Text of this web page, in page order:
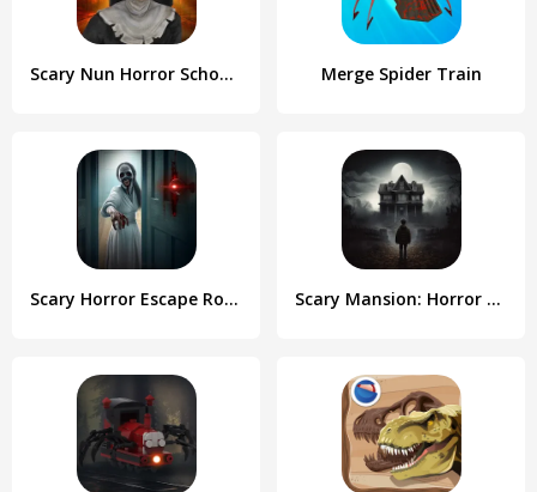
Scary Nun Horror School Escape Merge Spider Train
Scary Horror Escape Room Games Scary Mansion: Horror Game 3D